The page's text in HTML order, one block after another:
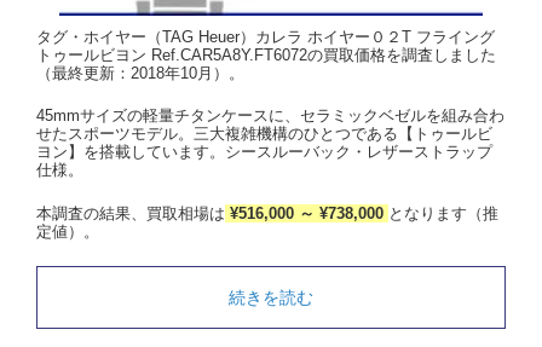
タグ・ホイヤー（TAG Heuer）カレラ ホイヤー０２T フライング
トゥールビヨン Ref.CAR5A8Y.FT6072の買取価格を調査しました
（最終更新：2018年10月）。
45mmサイズの軽量チタンケースに、セラミックベゼルを組み合わ
せたスポーツモデル。三大複雑機構のひとつである【トゥールビ
ヨン】を搭載しています。シースルーバック・レザーストラップ
仕様。
本調査の結果、買取相場は ¥516,000 ～ ¥738,000 となります（推
定値）。
続きを読む